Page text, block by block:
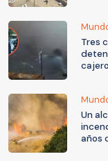
Tres
Un
años